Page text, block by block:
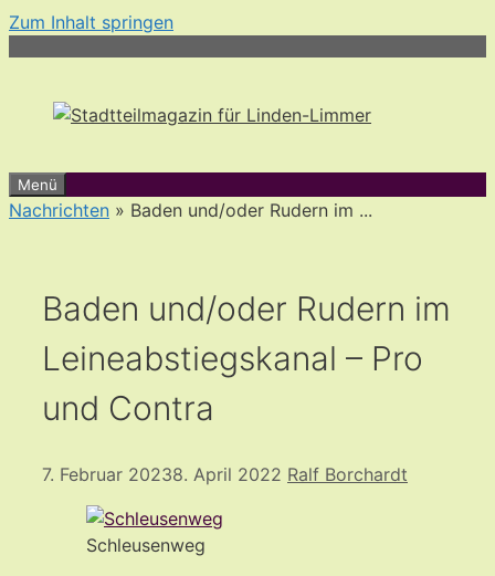
Zum Inhalt springen
Menü
Nachrichten » Baden und/oder Rudern im ...
Baden und/oder Rudern im
Leineabstiegskanal – Pro
und Contra
7. Februar 20238. April 2022 Ralf Borchardt
Schleusenweg